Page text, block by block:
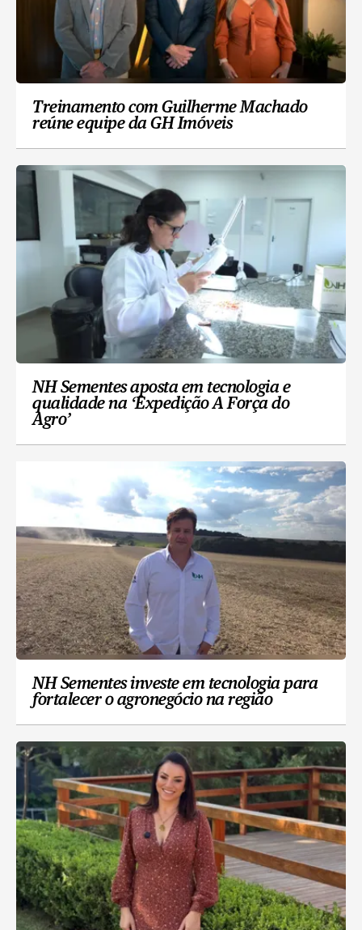
Treinamento com Guilherme Machado
reúne equipe da GH Imóveis
NH Sementes aposta em tecnologia e
qualidade na ‘Expedição A Força do
Agro’
NH Sementes investe em tecnologia para
fortalecer o agronegócio na região